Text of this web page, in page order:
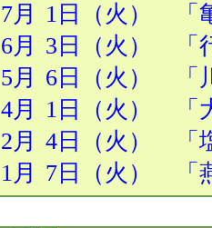
7月 1日
（火） 「
6月 3日
（火） 「
5月 6日
（火） 「
4月 1日
（火） 「
2月 4日
（火） 「
1月 7日 （火） 「